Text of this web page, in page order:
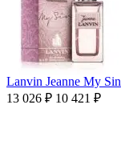
Lanvin Jeanne My Sin
13 026 ₽ 10 421 ₽